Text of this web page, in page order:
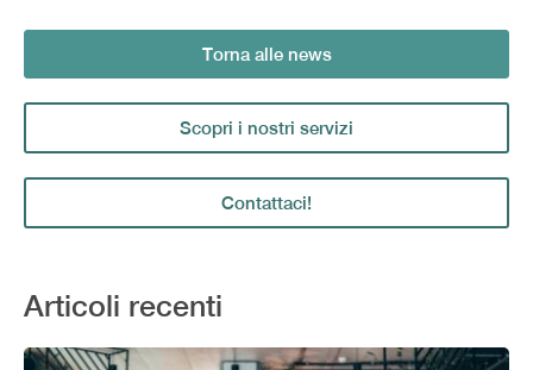
Torna alle news
Scopri i nostri servizi
Contattaci!
Articoli recenti